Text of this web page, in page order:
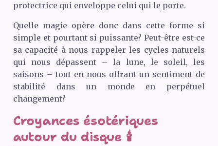
protectrice qui enveloppe celui qui le porte.
Quelle magie opère donc dans cette forme si
simple et pourtant si puissante? Peut-être est-ce
sa capacité à nous rappeler les cycles naturels
qui nous dépassent – la lune, le soleil, les
saisons – tout en nous offrant un sentiment de
stabilité dans un monde en perpétuel
changement?
Croyances ésotériques
autour du disque 🕯️